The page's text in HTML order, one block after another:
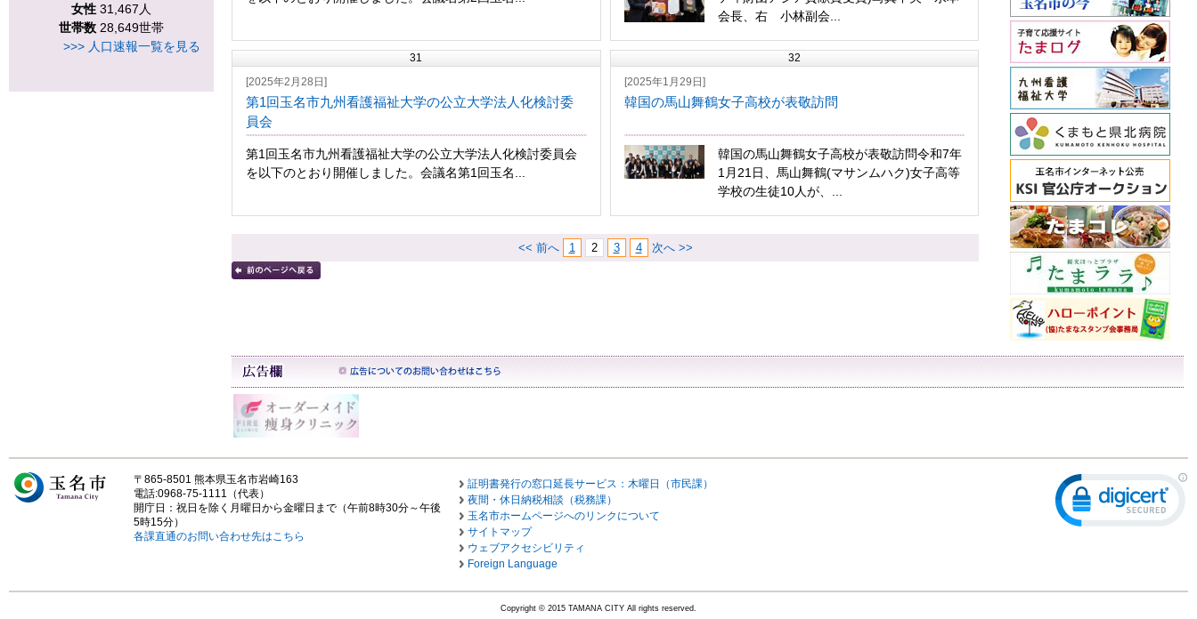
女性 31,467人
世帯数 28,649世帯
>>> 人口速報一覧を見る
会長、右 小林副会...
31
[2025年2月28日]
第1回玉名市九州看護福祉大学の公立大学法人化検討委
員会
第1回玉名市九州看護福祉大学の公立大学法人化検討委員会
を以下のとおり開催しました。会議名第1回玉名...
32
[2025年1月29日]
韓国の馬山舞鶴女子高校が表敬訪問
韓国の馬山舞鶴女子高校が表敬訪問令和7年
1月21日、馬山舞鶴(マサンムハク)女子高等
学校の生徒10人が、...
<< 前へ 1 2 3 4 次へ >>
〒865-8501 熊本県玉名市岩崎163
電話:0968-75-1111（代表）
開庁日：祝日を除く月曜日から金曜日まで（午前8時30分～午後
5時15分）
各課直通のお問い合わせ先はこちら
証明書発行の窓口延長サービス：木曜日（市民課）
夜間・休日納税相談（税務課）
玉名市ホームページへのリンクについて
サイトマップ
ウェブアクセシビリティ
Foreign Language
Copyright © 2015 TAMANA CITY All rights reserved.